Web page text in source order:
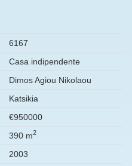
6167
Casa indipendente
Dimos Agiou Nikolaou
Katsikia
€950000
390 m2
2003